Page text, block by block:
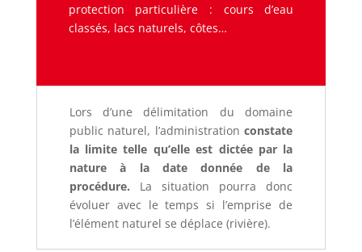
protection particulière : cours d’eau
classés, lacs naturels, côtes…
Lors d’une délimitation du domaine
public naturel, l’administrationconstate
la limite telle qu’elle est dictée par la
nature à la date donnée de la
procédure. La situation pourra donc
évoluer avec le temps si l’emprise de
l’élément naturel se déplace (rivière).